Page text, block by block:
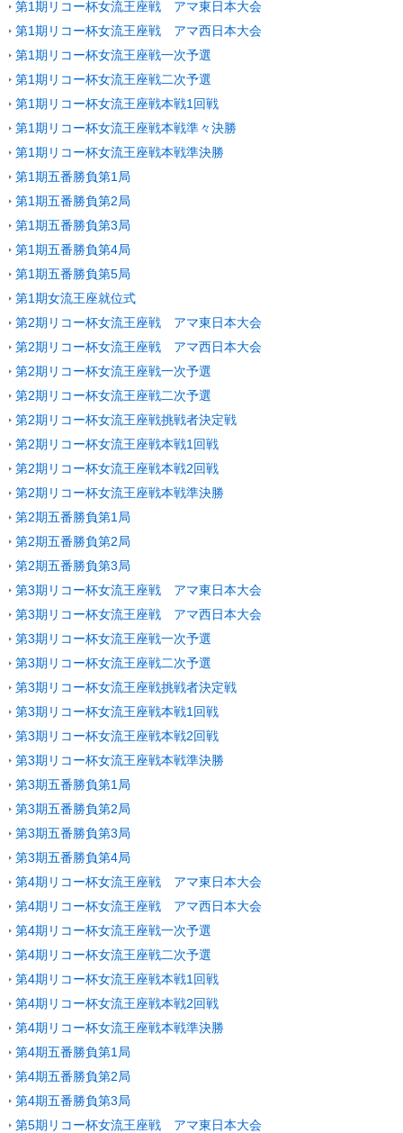
第1期リコー杯女流王座戦 アマ東日本大会
第1期リコー杯女流王座戦 アマ西日本大会
第1期リコー杯女流王座戦一次予選
第1期リコー杯女流王座戦二次予選
第1期リコー杯女流王座戦本戦1回戦
第1期リコー杯女流王座戦本戦準々決勝
第1期リコー杯女流王座戦本戦準決勝
第1期五番勝負第1局
第1期五番勝負第2局
第1期五番勝負第3局
第1期五番勝負第4局
第1期五番勝負第5局
第1期女流王座就位式
第2期リコー杯女流王座戦 アマ東日本大会
第2期リコー杯女流王座戦 アマ西日本大会
第2期リコー杯女流王座戦一次予選
第2期リコー杯女流王座戦二次予選
第2期リコー杯女流王座戦挑戦者決定戦
第2期リコー杯女流王座戦本戦1回戦
第2期リコー杯女流王座戦本戦2回戦
第2期リコー杯女流王座戦本戦準決勝
第2期五番勝負第1局
第2期五番勝負第2局
第2期五番勝負第3局
第3期リコー杯女流王座戦 アマ東日本大会
第3期リコー杯女流王座戦 アマ西日本大会
第3期リコー杯女流王座戦一次予選
第3期リコー杯女流王座戦二次予選
第3期リコー杯女流王座戦挑戦者決定戦
第3期リコー杯女流王座戦本戦1回戦
第3期リコー杯女流王座戦本戦2回戦
第3期リコー杯女流王座戦本戦準決勝
第3期五番勝負第1局
第3期五番勝負第2局
第3期五番勝負第3局
第3期五番勝負第4局
第4期リコー杯女流王座戦 アマ東日本大会
第4期リコー杯女流王座戦 アマ西日本大会
第4期リコー杯女流王座戦一次予選
第4期リコー杯女流王座戦二次予選
第4期リコー杯女流王座戦本戦1回戦
第4期リコー杯女流王座戦本戦2回戦
第4期リコー杯女流王座戦本戦準決勝
第4期五番勝負第1局
第4期五番勝負第2局
第4期五番勝負第3局
第5期リコー杯女流王座戦 アマ東日本大会